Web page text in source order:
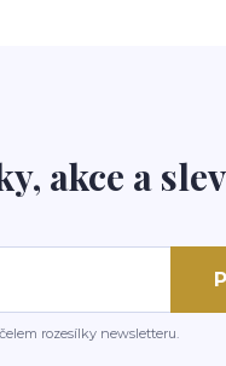
akce a
rozesílky newsletteru.